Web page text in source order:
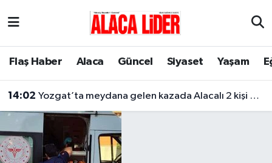
Flaş Haber Alaca Güncel Siyaset Yaşam
14:02 Yozgat’ta meydana gelen kazada Alacalı 2 kişi hayatını kaybetti
Çorum Nöbetçi Eczaneler
Çorum Trafik Yoğunluk Haritası